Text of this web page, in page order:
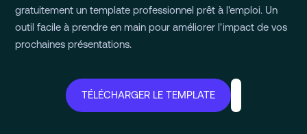
gratuitement un template professionnel prêt à l'emploi. Un
outil facile à prendre en main pour améliorer l'impact de vos
prochaines présentations.
TÉLÉCHARGER LE TEMPLATE